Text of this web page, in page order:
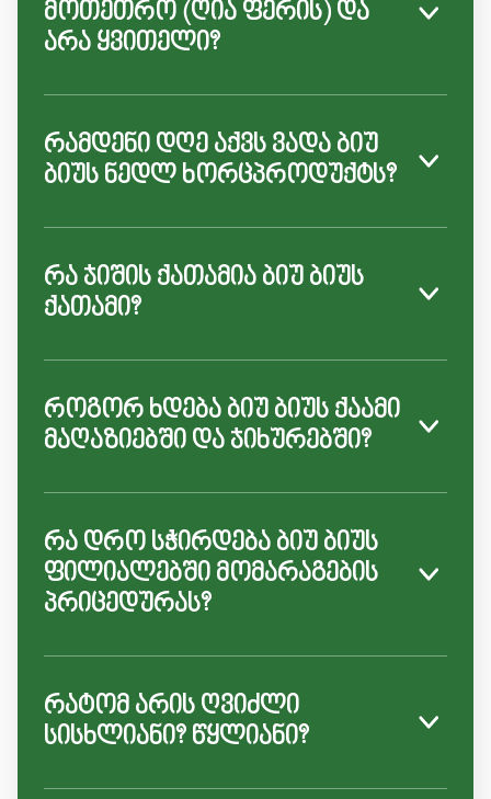
მოთეთრო (ღია ფერის) და
არა ყვითელი?
რამდენი დღე აქვს ვადა ბიუ
ბიუს ნედლ ხორცპროდუქტს?
რა ჯიშის ქათამია ბიუ ბიუს
ქათამი?
როგორ ხდება ბიუ ბიუს ქაამი
მაღაზიებში და ჯიხურებში?
რა დრო სჭირდება ბიუ ბიუს
ფილიალებში მომარაგების
პრიცედურას?
რატომ არის ღვიძლი
სისხლიანი? წყლიანი?